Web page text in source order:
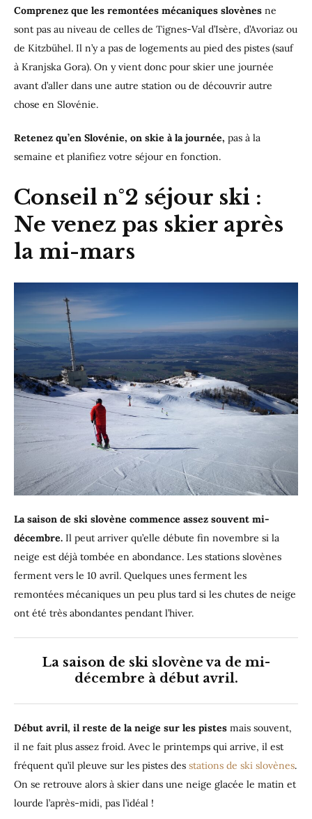
Comprenez que les remontées mécaniques slovènes ne
sont pas au niveau de celles de Tignes-Val d’Isère, d’Avoriaz ou
de Kitzbühel. Il n’y a pas de logements au pied des pistes (sauf
à Kranjska Gora). On y vient donc pour skier une journée
avant d’aller dans une autre station ou de découvrir autre
chose en Slovénie.
Retenez qu’en Slovénie, on skie à la journée, pas à la
semaine et planifiez votre séjour en fonction.
Conseil n°2 séjour ski :
Ne venez pas skier après
la mi-mars
La saison de ski slovène commence assez souvent mi-
décembre. Il peut arriver qu’elle débute fin novembre si la
neige est déjà tombée en abondance. Les stations slovènes
ferment vers le 10 avril. Quelques unes ferment les
remontées mécaniques un peu plus tard si les chutes de neige
ont été très abondantes pendant l’hiver.
La saison de ski slovène va de mi-
décembre à début avril.
Début avril, il reste de la neige sur les pistes mais souvent,
il ne fait plus assez froid. Avec le printemps qui arrive, il est
fréquent qu’il pleuve sur les pistes des stations de ski slovènes.
On se retrouve alors à skier dans une neige glacée le matin et
lourde l’après-midi, pas l’idéal !